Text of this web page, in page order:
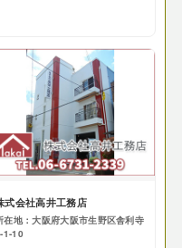
式会社高井工務店
在地：大阪府大阪市生野区舎利寺
1-10